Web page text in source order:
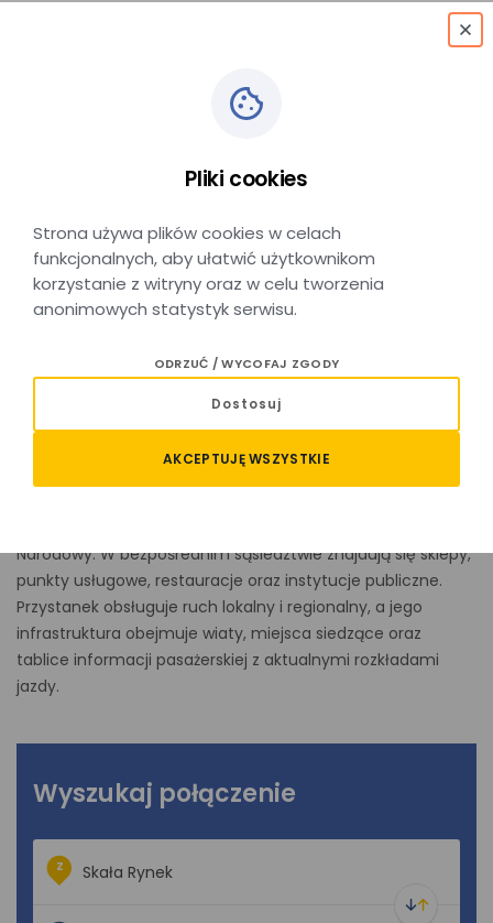
Skała Rynek
Skała Rynek - lokalizacja
Przystanek autobusowy Skała Rynek położony jest
który stanowi główny punkt życia społecznego
Narodowy. W bezpośrednim sąsiedztwie znajdują się sklepy,
punkty usługowe, restauracje oraz instytucje publiczne.
Przystanek obsługuje ruch lokalny i regionalny, a jego
infrastruktura obejmuje wiaty, miejsca siedzące oraz
tablice informacji pasażerskiej z aktualnymi rozkładami
jazdy.
Wyszukaj połączenie
Z
Pliki cookies
Strona używa plików cookies w celach
funkcjonalnych, aby ułatwić użytkownikom
korzystanie z witryny oraz w celu tworzenia
anonimowych statystyk serwisu.
ODRZUĆ / WYCOFAJ ZGODY
Dostosuj
AKCEPTUJĘ WSZYSTKIE